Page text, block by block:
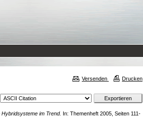
Versenden Drucken
im Trend. In: Themenheft 2005, Seiten 111-